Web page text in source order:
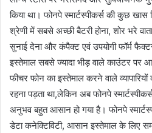
किया था। फोनपे स्मार्टस्पीकर्स की कुछ खास
श्रेणी में सबसे अच्छी बैटरी होना, शोर भरे
सुनाई देना और कंपैक्ट एवं उपयोगी फॉर्म
इस्तेमाल सबसे ज्यादा भीड़ वाले काउंटर
फीचर फोन का इस्तेमाल करने वाले
रहना पड़ता था,लेकिन अब फोनपे
अनुभव बहुत आसान हो गया है। फोनपे
डेटा कनेक्टिविटी, आसान इस्तेमाल के लिए